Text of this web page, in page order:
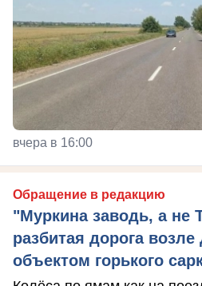
вчера в 16:00
Обращение в редакцию
"Муркина заводь, а не
разбитая дорога возле
объектом горького